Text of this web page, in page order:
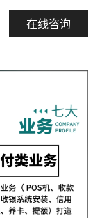
在线咨询